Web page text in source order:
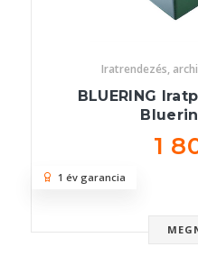
Iratrendezés,
BLUERING
1
1 év garancia